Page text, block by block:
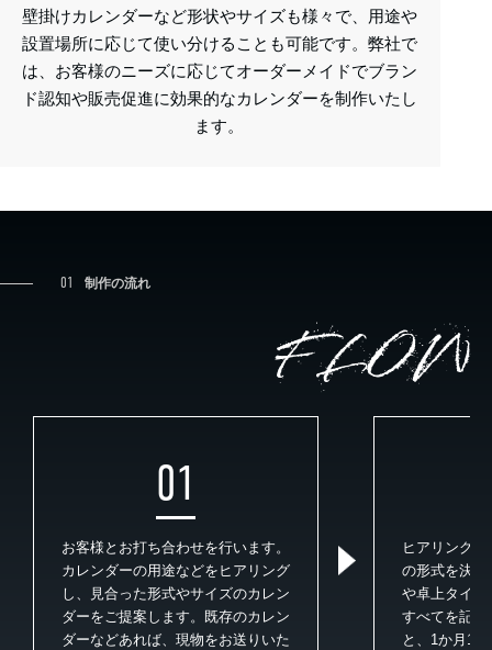
壁掛けカレンダーなど形状やサイズも様々で、用途や
設置場所に応じて使い分けることも可能です。弊社で
は、お客様のニーズに応じてオーダーメイドでブラン
ド認知や販売促進に効果的なカレンダーを制作いたし
ます。
01 制作の流れ
FLOW
01
お客様とお打ち合わせを行います。
カレンダーの用途などをヒアリング
し、見合った形式やサイズのカレン
ダーをご提案します。既存のカレン
ダーなどあれば、現物をお送りいた
ヒアリング
の形式を決定
や卓上タイプ
すべてを記載
と、1か月1